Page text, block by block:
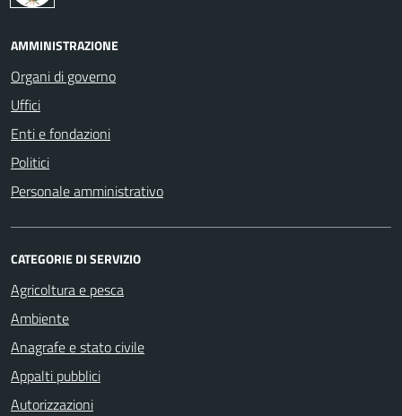
AMMINISTRAZIONE
Organi di governo
Uffici
Enti e fondazioni
Politici
Personale amministrativo
CATEGORIE DI SERVIZIO
Agricoltura e pesca
Ambiente
Anagrafe e stato civile
Appalti pubblici
Autorizzazioni